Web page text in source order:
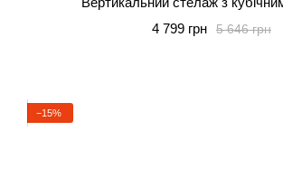
5 646 грн
4 799 грн
−15%